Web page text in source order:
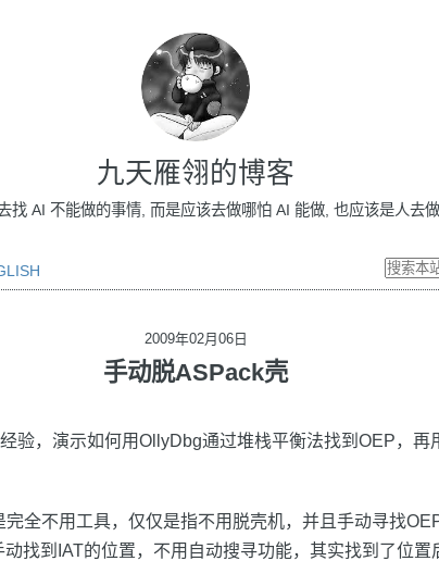
九天雁翎的博客
找 AI 不能做的事情, 而是应该去做哪怕 AI 能做, 也应该是人去
2009年02月06日
手动脱ASPack壳
验，演示如何用OllyDbg通过堆栈平衡法找到OEP，再
全不用工具，仅仅是指不用脱壳机，并且手动寻找
找到IAT的位置，不用自动搜寻功能，其实找到了位置